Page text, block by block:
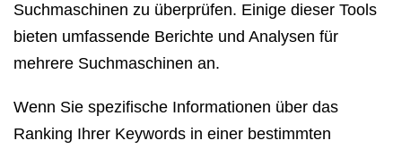
Suchmaschinen zu überprüfen. Einige dieser Tools
bieten umfassende Berichte und Analysen für
mehrere Suchmaschinen an.
Wenn Sie spezifische Informationen über das
Ranking Ihrer Keywords in einer bestimmten